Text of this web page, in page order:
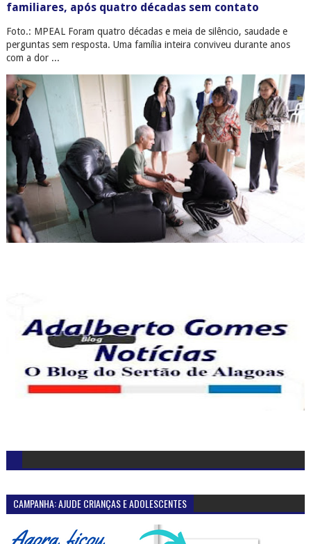
familiares, após quatro décadas sem contato
Foto.: MPEAL Foram quatro décadas e meia de silêncio, saudade e
perguntas sem resposta. Uma família inteira conviveu durante anos
com a dor ...
CAMPANHA: AJUDE CRIANÇAS E ADOLESCENTES